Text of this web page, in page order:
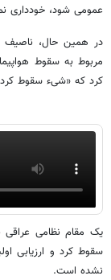
عمومی شود، خودداری
در همین حال، ناصیف
مربوط به سقوط
کرد که «شیء سقوط
یک مقام نظامی
سقوط کرد و ارزیابی
نشده است.